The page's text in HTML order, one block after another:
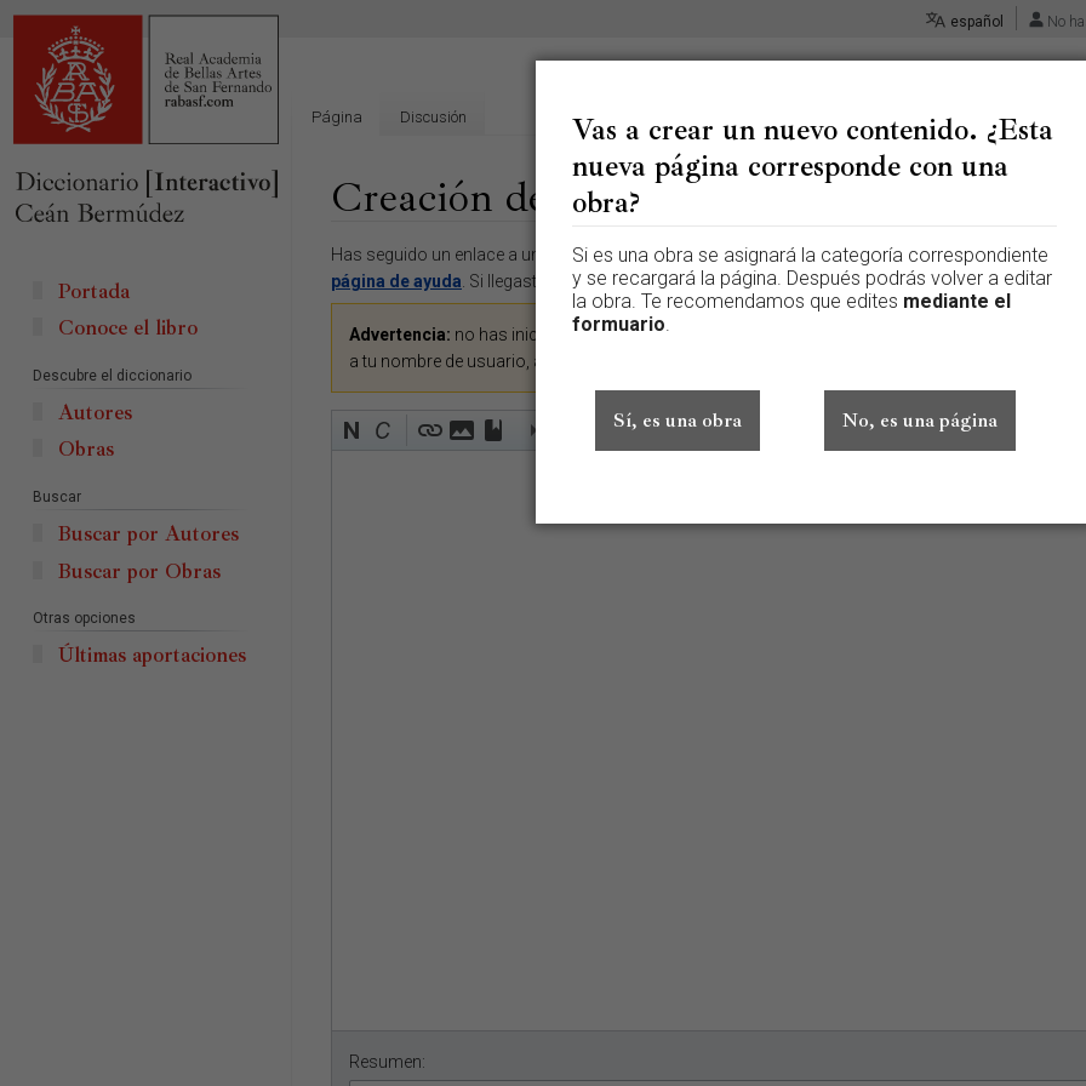
Creación de «Adorno de la capilla del
Ir
a
la
navegación
Ir
a
la
búsqueda
Has seguido un enlace a una página que aún no existe. Para crear esta página, escribe en el
página de ayuda. Si llegaste aquí por error, vuelve a la página anterior.
Advertencia: no has iniciado sesión. Tu dirección IP se hará pública si haces cualquier edición. Si
a tu nombre de usuario, además de otros beneficios.
Avanzado Caracteres especiales Ayuda
Resumen:
Vas a crear un nuevo contenido. ¿Esta
nueva página corresponde con una
obra?
Si es una obra se asignará la categoría correspondiente
y se recargará la página. Después podrás volver a editar
la obra. Te recomendamos que edites mediante el
formuario.
Sí, es una obra No, es una página
español No
Página Discusión
Portada
Conoce el libro
Descubre el diccionario
Autores
Obras
Buscar
Buscar por Autores
Buscar por Obras
Otras opciones
Últimas aportaciones